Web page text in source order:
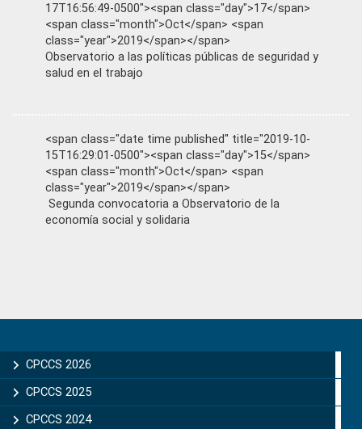
17T16:56:49-0500"><span class="day">17</span>
<span class="month">Oct</span> <span
class="year">2019</span></span>
Observatorio a las políticas públicas de seguridad y
salud en el trabajo
<span class="date time published" title="2019-10-
15T16:29:01-0500"><span class="day">15</span>
<span class="month">Oct</span> <span
class="year">2019</span></span>
Segunda convocatoria a Observatorio de la
economía social y solidaria
Sidebar
CPCCS 2026
CPCCS 2025
CPCCS 2024